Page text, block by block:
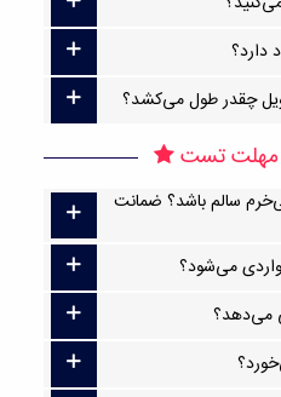
دارد؟
چقدر طول می‌کشد؟
تست
سالم باشد؟ ضمانت
می‌شود؟
می‌دهد؟